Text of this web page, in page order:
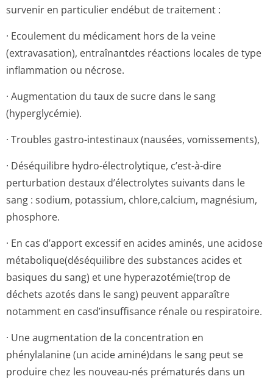
survenir en particulier endébut de traitement :
· Ecoulement du médicament hors de la veine
(extravasation), entraînantdes réactions locales de type
inflammation ou nécrose.
· Augmentation du taux de sucre dans le sang
(hyperglycémie).
· Troubles gastro-intestinaux (nausées, vomissements),
· Déséquilibre hydro-électrolytique, c’est-à-dire
perturbation destaux d’électrolytes suivants dans le
sang : sodium, potassium, chlore,calcium, magnésium,
phosphore.
· En cas d’apport excessif en acides aminés, une acidose
métabolique(dé­séquilibre des substances acides et
basiques du sang) et une hyperazotémie(trop de
déchets azotés dans le sang) peuvent apparaître
notamment en casd’insuffisance rénale ou respiratoire.
· Une augmentation de la concentration en
phénylalanine (un acide aminé)dans le sang peut se
produire chez les nouveau-nés prématurés dans un